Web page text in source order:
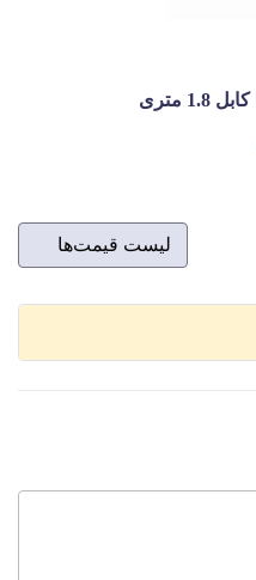
لیست قیمت‌ها